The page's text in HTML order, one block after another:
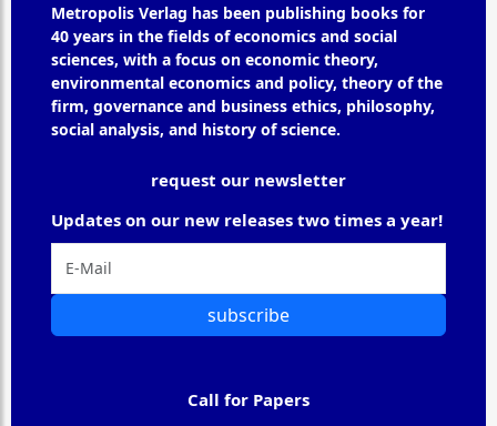
Metropolis Verlag has been publishing books for
40 years in the fields of economics and social
sciences, with a focus on economic theory,
environmental economics and policy, theory of the
firm, governance and business ethics, philosophy,
social analysis, and history of science.
request our newsletter
Updates on our new releases two times a year!
subscribe
Call for Papers